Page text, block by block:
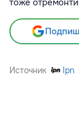
тоже
Источник Ipn